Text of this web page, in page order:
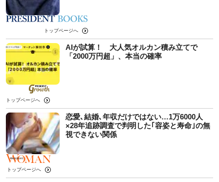
トップページへ
AIが試算！ 大人気オルカン積み立てで
「2000万円超」、本当の確率
トップページへ
恋愛､結婚､年収だけではない…1万6000人
×28年追跡調査で判明した｢容姿と寿命｣の無
視できない関係
トップページへ